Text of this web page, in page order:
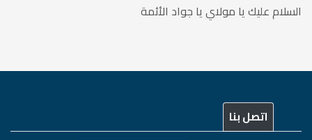
السلام عليك يا مولاي يا جواد الأئمة
اتصل بنا